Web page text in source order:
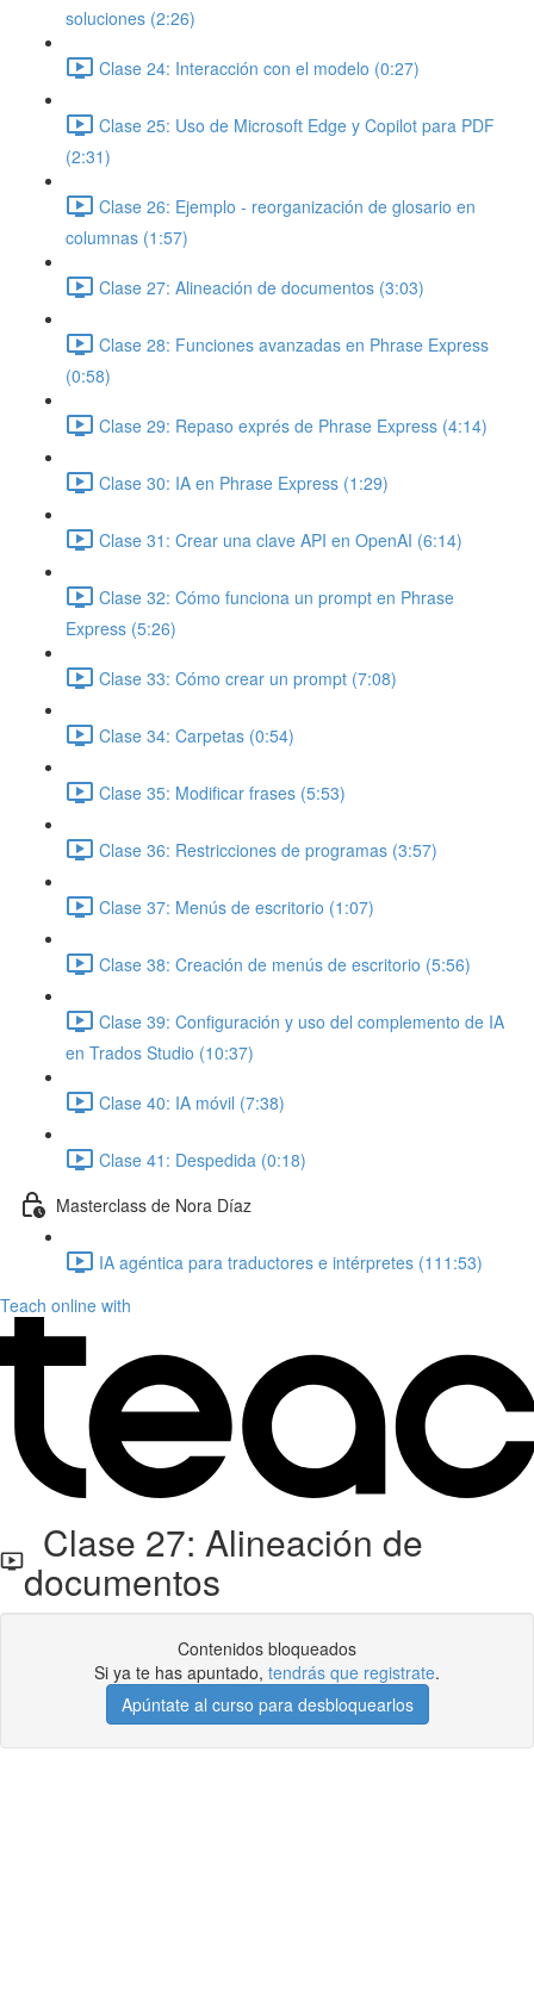
soluciones (2:26)
Clase 24: Interacción con el modelo (0:27)
Clase 25: Uso de Microsoft Edge y Copilot para PDF
(2:31)
Clase 26: Ejemplo - reorganización de glosario en
columnas (1:57)
Clase 27: Alineación de documentos (3:03)
Clase 28: Funciones avanzadas en Phrase Express
(0:58)
Clase 29: Repaso exprés de Phrase Express (4:14)
Clase 30: IA en Phrase Express (1:29)
Clase 31: Crear una clave API en OpenAI (6:14)
Clase 32: Cómo funciona un prompt en Phrase
Express (5:26)
Clase 33: Cómo crear un prompt (7:08)
Clase 34: Carpetas (0:54)
Clase 35: Modificar frases (5:53)
Clase 36: Restricciones de programas (3:57)
Clase 37: Menús de escritorio (1:07)
Clase 38: Creación de menús de escritorio (5:56)
Clase 39: Configuración y uso del complemento de IA
en Trados Studio (10:37)
Clase 40: IA móvil (7:38)
Clase 41: Despedida (0:18)
Masterclass de Nora Díaz
IA agéntica para traductores e intérpretes (111:53)
Teach online with
Clase 27: Alineación de
documentos
Contenidos bloqueados
Si ya te has apuntado, tendrás que registrate.
Apúntate al curso para desbloquearlos